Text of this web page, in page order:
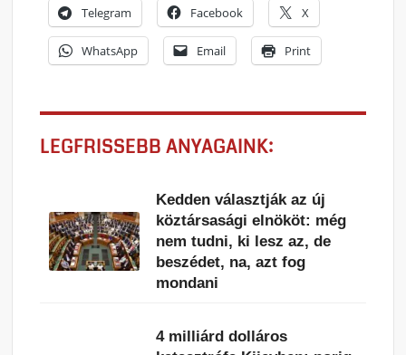
Telegram Facebook X
WhatsApp Email Print
LEGFRISSEBB ANYAGAINK:
Kedden választják az új
köztársasági elnököt: még
nem tudni, ki lesz az, de
beszédet, na, azt fog
mondani
4 milliárd dolláros